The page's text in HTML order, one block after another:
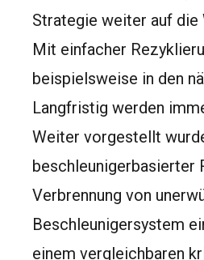
Strategie weiter auf die
Mit einfacher
beispielsweise in den
Langfristig werden
Weiter vorgestellt
beschleunigerbasierter
Verbrennung von
Beschleunigersystem
einem vergleichbaren